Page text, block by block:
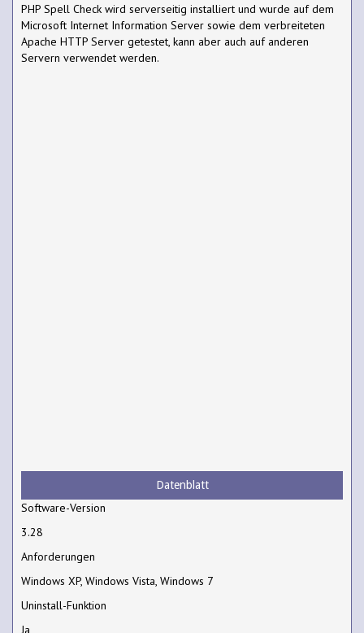
PHP Spell Check wird serverseitig installiert und wurde auf dem
Microsoft Internet Information Server sowie dem verbreiteten
Apache HTTP Server getestet, kann aber auch auf anderen
Servern verwendet werden.
Datenblatt
Software-Version
3.28
Anforderungen
Windows XP, Windows Vista, Windows 7
Uninstall-Funktion
Ja